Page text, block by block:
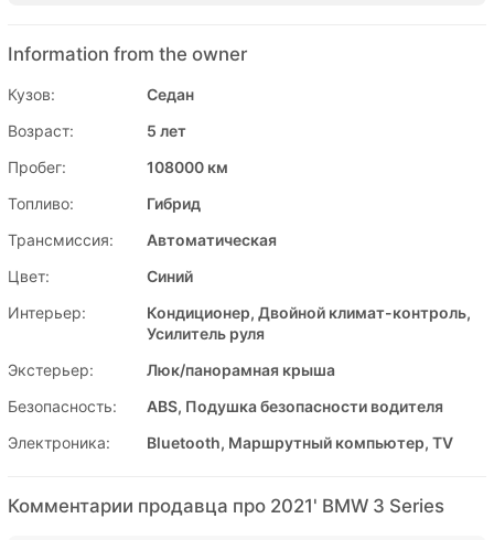
Information from the owner
Кузов:
Седан
Возраст:
5 лет
Пробег:
108000 км
Топливо:
Гибрид
Трансмиссия:
Автоматическая
Цвет:
Синий
Интерьер:
Кондиционер, Двойной климат-контроль,
Усилитель руля
Экстерьер:
Люк/панорамная крыша
Безопасность:
ABS, Подушка безопасности водителя
Электроника:
Bluetooth, Маршрутный компьютер, TV
Комментарии продавца про 2021' BMW 3 Series